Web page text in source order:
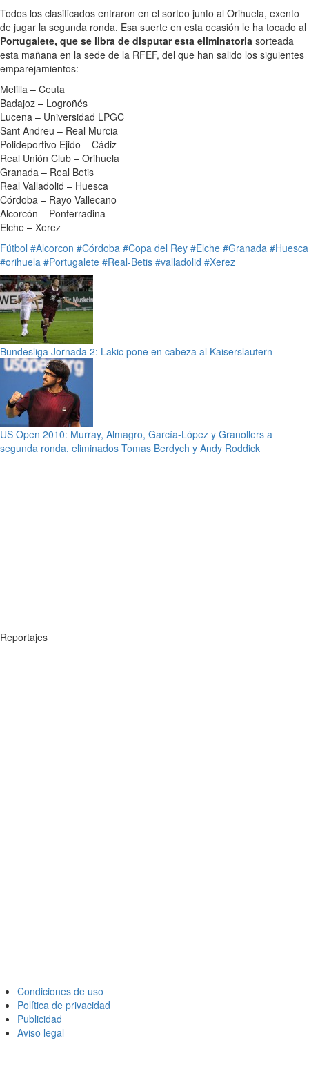
Todos los clasificados entraron en el sorteo junto al Orihuela, exento
de jugar la segunda ronda. Esa suerte en esta ocasión le ha tocado al
Portugalete, que se libra de disputar esta eliminatoria sorteada
esta mañana en la sede de la RFEF, del que han salido los siguientes
emparejamientos:
Melilla – Ceuta
Badajoz – Logroñés
Lucena – Universidad LPGC
Sant Andreu – Real Murcia
Polideportivo Ejido – Cádiz
Real Unión Club – Orihuela
Granada – Real Betis
Real Valladolid – Huesca
Córdoba – Rayo Vallecano
Alcorcón – Ponferradina
Elche – Xerez
Fútbol #Alcorcon #Córdoba #Copa del Rey #Elche #Granada #Huesca
#orihuela #Portugalete #Real-Betis #valladolid #Xerez
Bundesliga Jornada 2: Lakic pone en cabeza al Kaiserslautern
US Open 2010: Murray, Almagro, García-López y Granollers a
segunda ronda, eliminados Tomas Berdych y Andy Roddick
Reportajes
Condiciones de uso
Política de privacidad
Publicidad
Aviso legal